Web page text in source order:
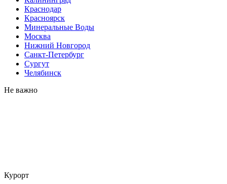
Краснодар
Красноярск
Минеральные Воды
Москва
Нижний Новгород
Санкт-Петербург
Сургут
Челябинск
Не важно
Курорт